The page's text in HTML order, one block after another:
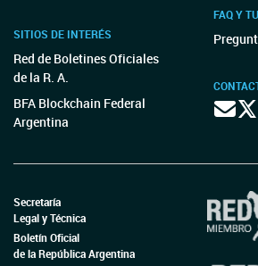
SITIOS DE INTERÉS
Red de Boletines Oficiales
de la R. A.
BFA Blockchain Federal
Argentina
FAQ Y
Secretaría
Legal y Técnica
Boletín Oficial
de la República Argentina